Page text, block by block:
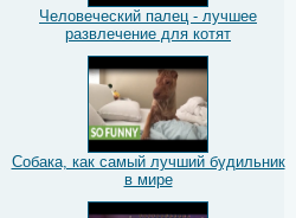
Человеческий палец - лучшее
развлечение для котят
Собака, как самый лучший будильник
в мире